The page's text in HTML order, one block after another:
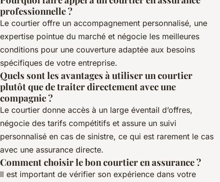
professionnelle ?
Le courtier offre un accompagnement personnalisé, une
expertise pointue du marché et négocie les meilleures
conditions pour une couverture adaptée aux besoins
spécifiques de votre entreprise.
Quels sont les avantages à utiliser un courtier
plutôt que de traiter directement avec une
compagnie ?
Le courtier donne accès à un large éventail d’offres,
négocie des tarifs compétitifs et assure un suivi
personnalisé en cas de sinistre, ce qui est rarement le cas
avec une assurance directe.
Comment choisir le bon courtier en assurance ?
Il est important de vérifier son expérience dans votre